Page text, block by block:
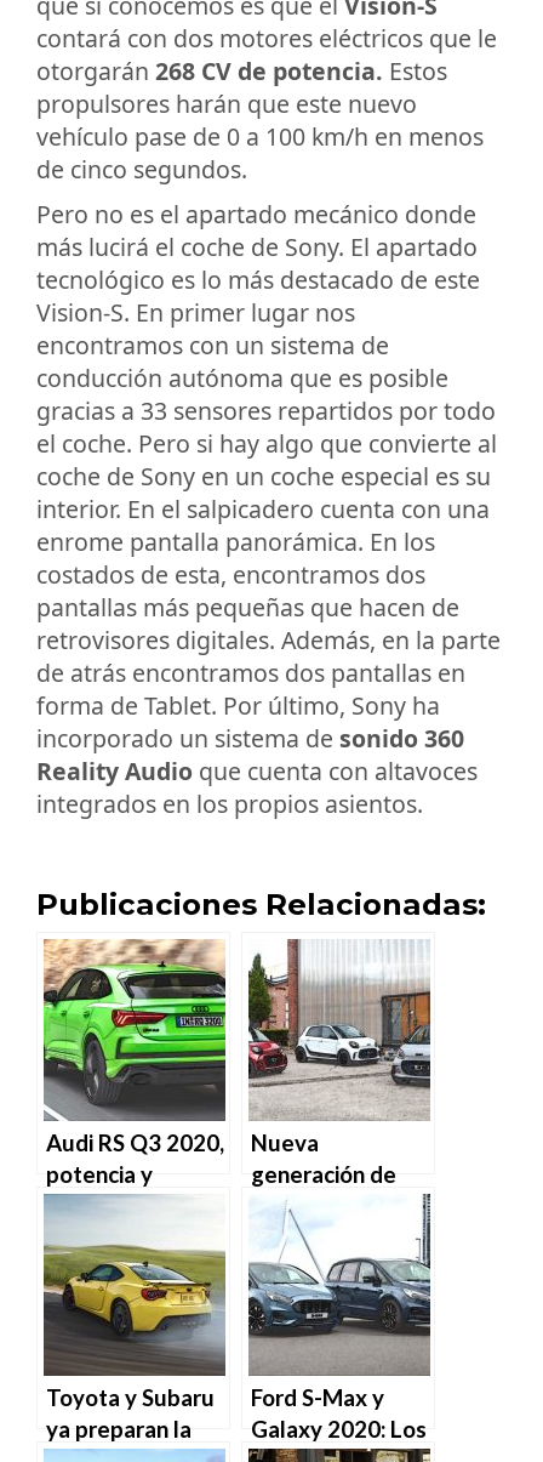
contará con dos motores eléctricos que le
otorgarán 268 CV de potencia. Estos
propulsores harán que este nuevo
vehículo pase de 0 a 100 km/h en menos
de cinco segundos.
Pero no es el apartado mecánico donde
más lucirá el coche de Sony. El apartado
tecnológico es lo más destacado de este
Vision-S. En primer lugar nos
encontramos con un sistema de
conducción autónoma que es posible
gracias a 33 sensores repartidos por todo
el coche. Pero si hay algo que convierte al
coche de Sony en un coche especial es su
interior. En el salpicadero cuenta con una
enrome pantalla panorámica. En los
costados de esta, encontramos dos
pantallas más pequeñas que hacen de
retrovisores digitales. Además, en la parte
de atrás encontramos dos pantallas en
forma de Tablet. Por último, Sony ha
incorporado un sistema de sonido 360
Reality Audio que cuenta con altavoces
integrados en los propios asientos.
Publicaciones Relacionadas:
Audi RS Q3 2020,
potencia y
versatilidad
Nueva
generación de
Smart
completamente
eléctrica
Toyota y Subaru
ya preparan la
Ford S-Max y
Galaxy 2020: Los